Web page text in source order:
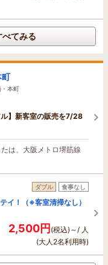
てみる
町
本町
】新客室の販売を7/28
は、大阪メトロ堺筋線
ダブル 食事なし
イ！（※客室清掃なし）
2,500円(税込)～/ 人
(大人2名利用時)